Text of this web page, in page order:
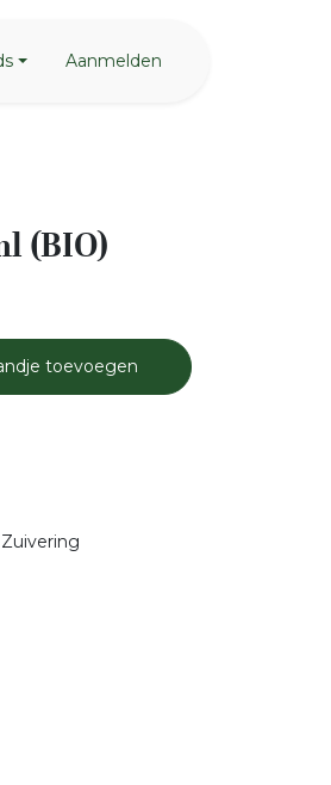
Aanmelden
(BIO)
toevoegen